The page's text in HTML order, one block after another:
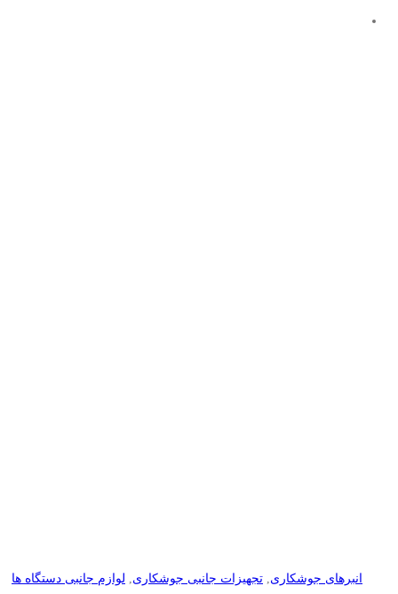
انبرهای جوشکاری, تجهیزات جانبی جوشکاری, لوازم جانبی دستگاه ها